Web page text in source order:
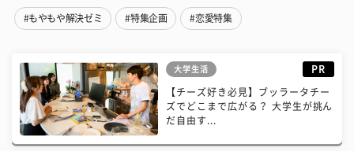
#もやもや解決ゼミ #特集企画 #恋愛特集
大学生活 PR
【チーズ好き必見】ブッラータチー
ズでどこまで広がる？ 大学生が挑ん
だ自由す...